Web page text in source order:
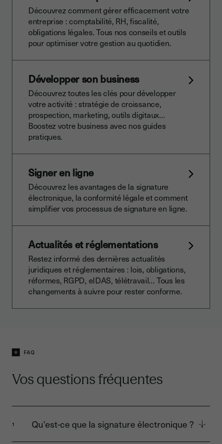
Découvrez comment gérer efficacement votre
entreprise : comptabilité, RH, fiscalité,
obligations légales. Tous nos conseils et outils
pour optimiser votre gestion au quotidien.
Développer son business
Découvrez toutes les clés pour développer
votre activité : stratégie de croissance,
prospection, marketing, outils digitaux…
Boostez votre business avec nos guides
pratiques.
Signer en ligne
Découvrez les avantages de la signature
électronique, la conformité légale et comment
simplifier vos processus de signature en ligne.
Actualités et réglementations
Restez informé des dernières actualités
juridiques et réglementaires : lois, obligations,
réformes, RGPD, eIDAS, télétravail… Tous les
changements à suivre pour rester conforme.
FAQ
Vos questions fréquentes
1 Qu’est-ce que la signature électronique ?